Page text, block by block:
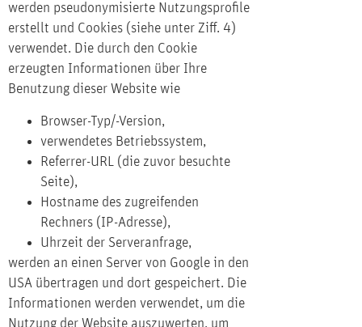
werden pseudonymisierte Nutzungsprofile
erstellt und Cookies (siehe unter Ziff. 4)
verwendet. Die durch den Cookie
erzeugten Informationen über Ihre
Benutzung dieser Website wie
Browser-Typ/-Version,
verwendetes Betriebssystem,
Referrer-URL (die zuvor besuchte
Seite),
Hostname des zugreifenden
Rechners (IP-Adresse),
Uhrzeit der Serveranfrage,
werden an einen Server von Google in den
USA übertragen und dort gespeichert. Die
Informationen werden verwendet, um die
Nutzung der Website auszuwerten, um